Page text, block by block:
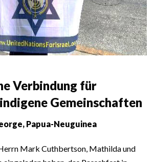
Verbindung für
Gemeinschaften
Papua-Neuguinea
Mark Cuthbertson, Mathilda und